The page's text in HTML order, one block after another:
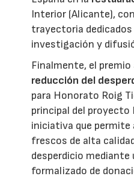
Interior (Alicante),
trayectoria dedicados
investigación y
Finalmente, el premio
reducción del
para Honorato Roig
principal del proyecto
iniciativa que
frescos de alta
desperdicio mediante
formalizado de